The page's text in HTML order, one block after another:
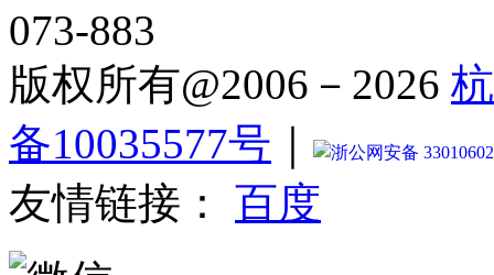
073-883
版权所有@2006－2026
备10035577号
浙公网安备
友情链接： 百度